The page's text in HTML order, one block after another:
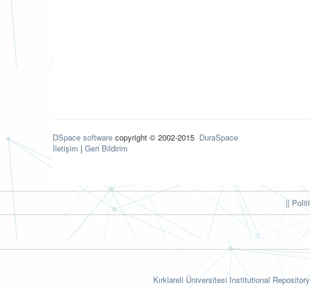
DSpace software copyright © 2002-2015 DuraSpace
İletişim | Geri Bildirim
||
Kırklareli Üniversitesi Institutional Repository